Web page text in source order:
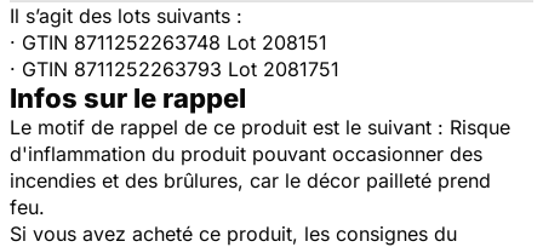
Il s’agit des lots suivants :
· GTIN 8711252263748 Lot 208151
· GTIN 8711252263793 Lot 2081751
Infos sur le rappel
Le motif de rappel de ce produit est le suivant : Risque
d'inflammation du produit pouvant occasionner des
incendies et des brûlures, car le décor pailleté prend
feu.
Si vous avez acheté ce produit, les consignes du